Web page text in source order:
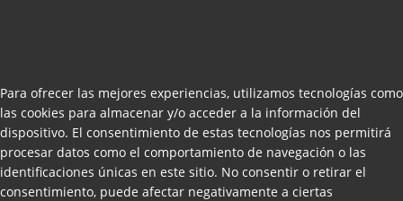
Para ofrecer las mejores experiencias, utilizamos tecnologías como
las cookies para almacenar y/o acceder a la información del
dispositivo. El consentimiento de estas tecnologías nos permitirá
procesar datos como el comportamiento de navegación o las
identificaciones únicas en este sitio. No consentir o retirar el
consentimiento, puede afectar negativamente a ciertas